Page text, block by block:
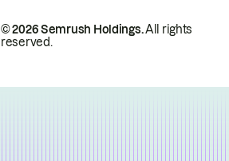
© 2026 Semrush Holdings.All rights
reserved.